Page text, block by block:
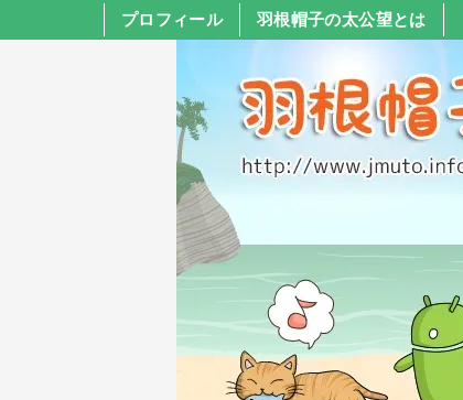
プロフィール 羽根帽子の太公望とは